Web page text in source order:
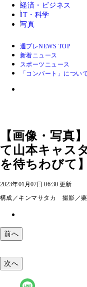
経済・ビジネス
IT・科学
写真
週プレNEWS TOP
新着ニュース
スポーツニュース
「コンバート」につ
【画像・写真
て山本キャス
を待ちわびて
2023年01月07日 06:30 更新
構成／キンマサタカ 撮影／
前へ
次へ